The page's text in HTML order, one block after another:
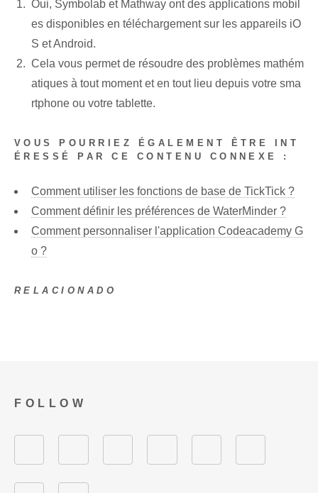
Oui, ⁤Symbolab et ⁣Mathway‌ ont des applications mobil
es ⁢disponibles ⁤en téléchargement ‌sur les appareils ⁣iO
S et Android.
Cela vous permet de résoudre des problèmes mathém
atiques à tout moment et en tout lieu depuis votre sma
rtphone ou votre tablette.
VOUS POURRIEZ ÉGALEMENT ÊTRE INT
ÉRESSÉ PAR CE CONTENU CONNEXE :
Comment utiliser les fonctions de base de TickTick ?
Comment définir les préférences de WaterMinder ?
Comment personnaliser l'application Codeacademy G
o ?
RELACIONADO
FOLLOW